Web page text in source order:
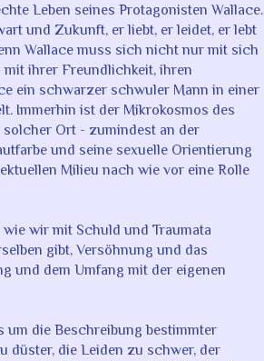
Leben seines Protagonisten Wallace.
und Zukunft, er liebt, er leidet, er lebt
Wallace muss sich nicht nur mit sich
mit ihrer Freundlichkeit, ihren
ein schwarzer schwuler Mann in einer
Immerhin ist der Mikrokosmos des
Ort - zumindest an der
und seine sexuelle Orientierung
Milieu nach wie vor eine Rolle
wir mit Schuld und Traumata
gibt, Versöhnung und das
und dem Umfang mit der eigenen
um die Beschreibung bestimmter
düster, die Leiden zu schwer, der